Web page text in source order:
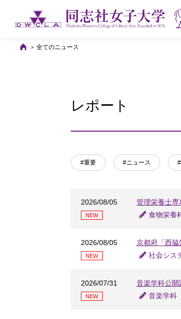
全てのニュース
レポート
#重要 #ニュース
2026/08/05
NEW
管理栄養士
食物栄養
2026/08/05
NEW
京都府「西
社会シス
2026/07/31
NEW
音楽学科公
音楽学科